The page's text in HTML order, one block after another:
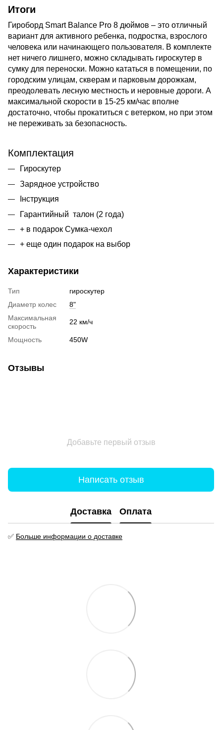
Итоги
Гироборд Smart Balance Pro 8 дюймов – это отличный
вариант для активного ребенка, подростка, взрослого
человека или начинающего пользователя. В комплекте
нет ничего лишнего, можно складывать гироскутер в
сумку для переноски. Можно кататься в помещении, по
городским улицам, скверам и парковым дорожкам,
преодолевать лесную местность и неровные дороги. А
максимальной скорости в 15-25 км/час вполне
достаточно, чтобы прокатиться с ветерком, но при этом
не переживать за безопасность.
Комплектация
Гироскутер
Зарядное устройство
Інструкция
Гарантийный талон (2 года)
+ в подарок Сумка-чехол
+ еще один подарок на выбор
Характеристики
Тип
гироскутер
Диаметр колес
8"
Максимальная
скорость
22 км/ч
Мощность 450W
Отзывы
Добавьте первый отзыв
Написать отзыв
Доставка Оплата
✅ Больше информации о доставке